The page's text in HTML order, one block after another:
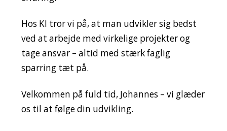
Hos KI tror vi på, at man udvikler sig bedst
ved at arbejde med virkelige projekter og
tage ansvar – altid med stærk faglig
sparring tæt på.
Velkommen på fuld tid, Johannes – vi glæder
os til at følge din udvikling.